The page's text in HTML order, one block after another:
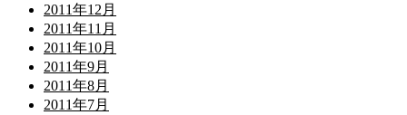
2011年12月
2011年11月
2011年10月
2011年9月
2011年8月
2011年7月